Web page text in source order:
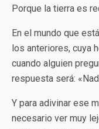
Porque la tierra es
En el mundo que
los anteriores, cuya
cuando alguien
respuesta será:
Y para adivinar ese
necesario ver muy